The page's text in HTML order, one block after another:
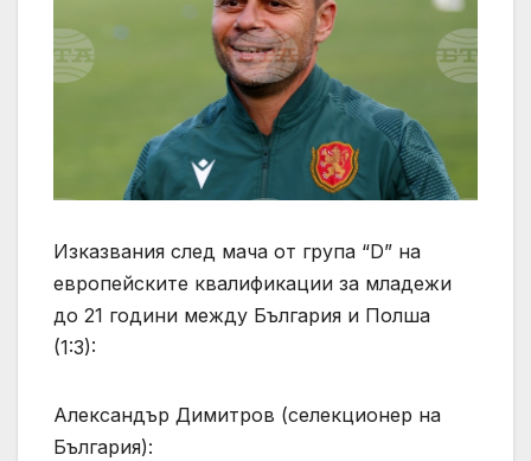
Изказвания след мача от група “D” на
европейските квалификации за младежи
до 21 години между България и Полша
(1:3):
Александър Димитров (селекционер на
България):